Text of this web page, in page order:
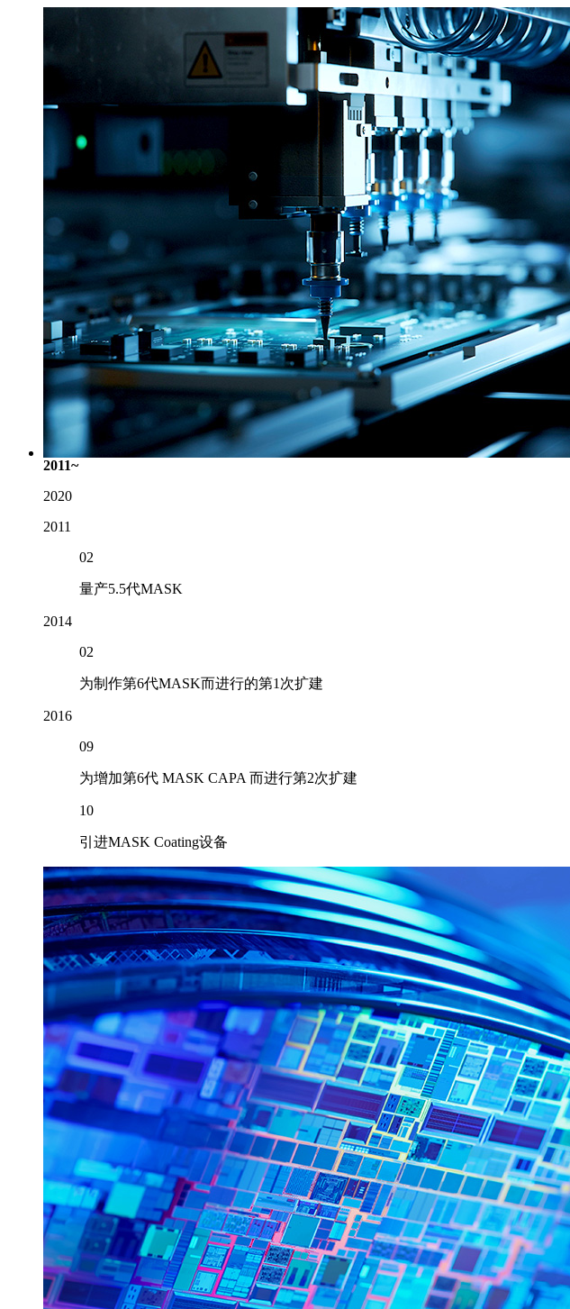
2011~
2020
2011
02
量产5.5代MASK
2014
02
为制作第6代MASK而进行的第1次扩建
2016
09
为增加第6代 MASK CAPA 而进行第2次扩建
10
引进MASK Coating设备